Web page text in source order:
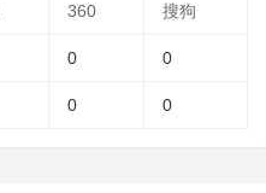
360 搜狗
0 0
0 0